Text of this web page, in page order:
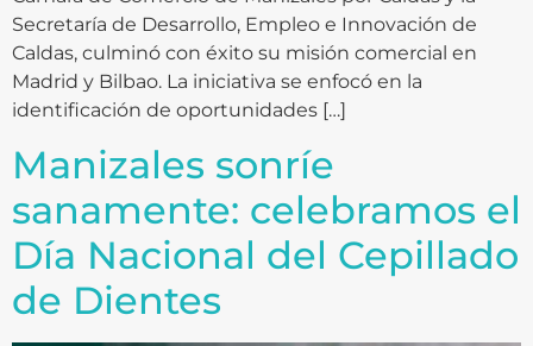
Secretaría de Desarrollo, Empleo e Innovación de
Caldas, culminó con éxito su misión comercial en
Madrid y Bilbao. La iniciativa se enfocó en la
identificación de oportunidades […]
Manizales sonríe
sanamente: celebramos el
Día Nacional del Cepillado
de Dientes